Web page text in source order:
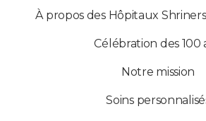
À propos des Hôpitaux
Célébration des 100
Notre mission
Soins